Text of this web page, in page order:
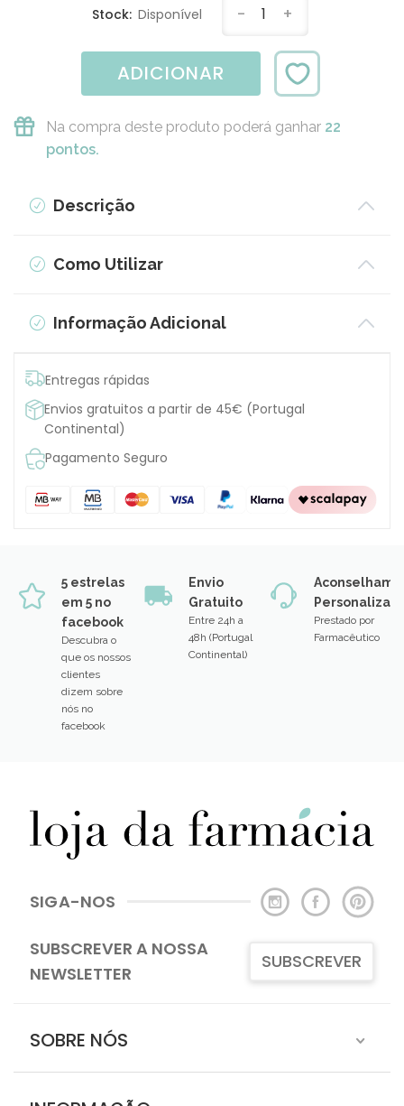
Stock: Disponível - 1 +
ADICIONAR
Na compra deste produto poderá ganhar 22
pontos.
Descrição
Como Utilizar
Informação Adicional
Entregas rápidas
Envios gratuitos a partir de 45€ (Portugal
Continental)
Pagamento Seguro
5 estrelas
em 5 no
facebook
Descubra o
que os nossos
clientes
dizem sobre
nós no
facebook
Envio
Gratuito
Entre 24h a
48h (Portugal
Continental)
Prestado por
Farmacêutico
SIGA-NOS
SUBSCREVER A NOSSA
NEWSLETTER
SUBSCREVER
SOBRE NÓS